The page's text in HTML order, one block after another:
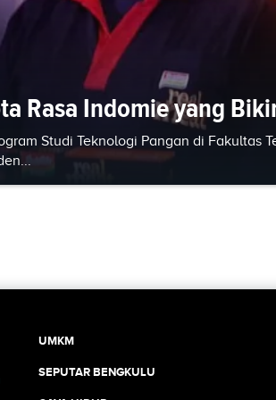
Rasa Indomie yang
Studi Teknologi Pangan di Fakultas
UMKM
SEPUTAR BENGKULU